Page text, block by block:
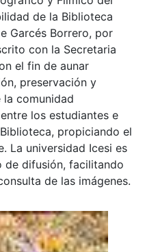
de la Biblioteca
Garcés Borrero, por
con la Secretaria
el fin de aunar
preservación y
comunidad
los estudiantes e
propiciando el
La universidad Icesi es
de difusión, facilitando
de las imágenes.